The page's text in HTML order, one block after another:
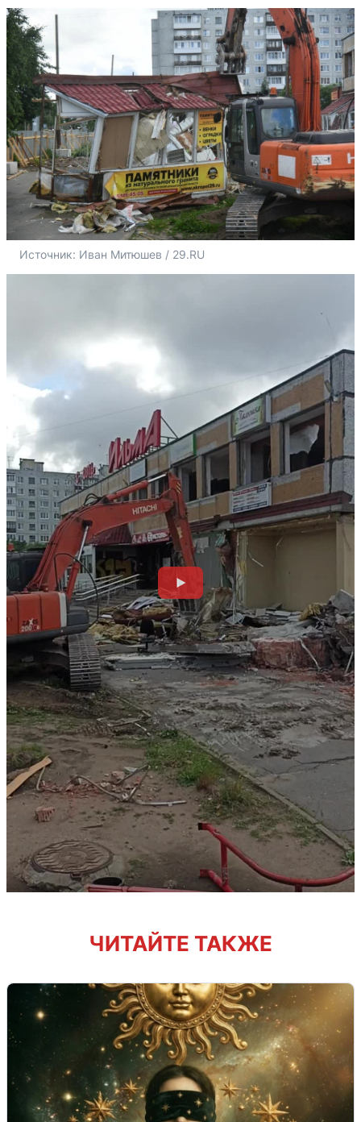
Источник: Иван Митюшев / 29.RU
ЧИТАЙТЕ ТАКЖЕ